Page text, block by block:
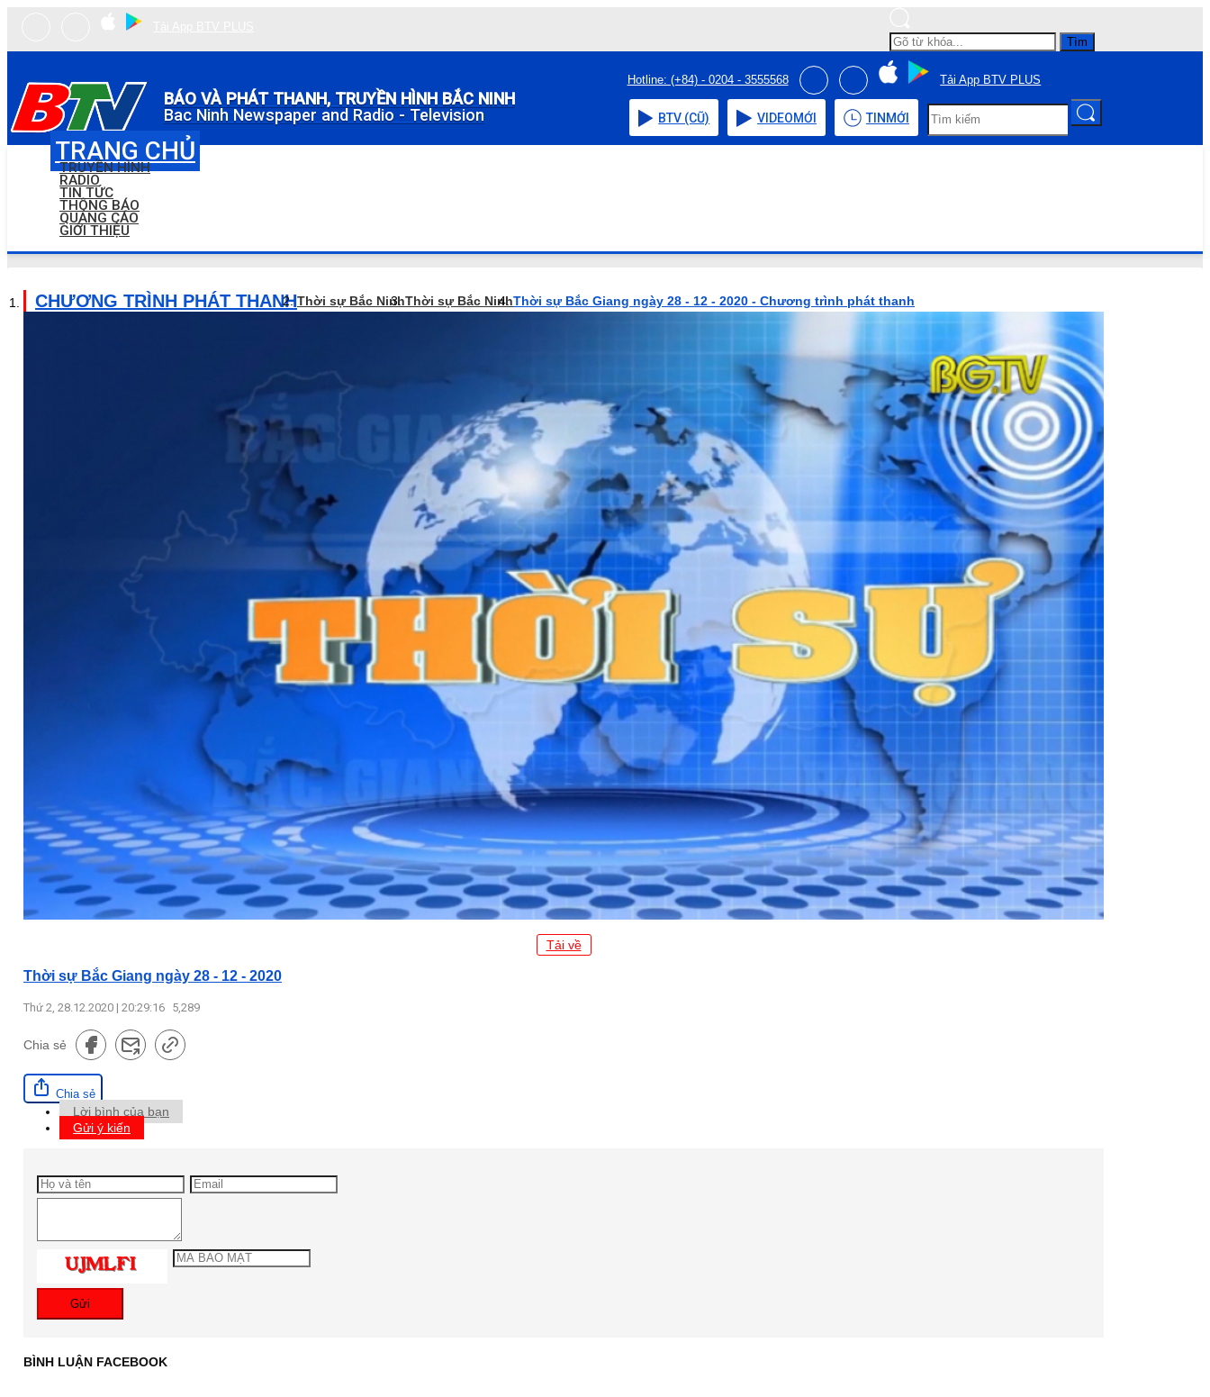
Tìm
BÁO VÀ PHÁT THANH, TRUYỀN HÌNH BẮC NINH
Bac Ninh Newspaper and Radio - Television
Hotline: (+84) - 0204 - 3555568 Tải App BTV PLUS
BTV (CŨ) VIDEOMỚI TIN MỚI
TRANG CHỦ
TRUYỀN HÌNH
RADIO
TIN TỨC
THÔNG BÁO
QUẢNG CÁO
GIỚI THIỆU
CHƯƠNG TRÌNH PHÁT THANHThời sự Bắc NinhThời sự Bắc NinhThời sự Bắc Giang ngày 28 - 12 - 2020 - Chương trình phát thanh
Tải về
Thời sự Bắc Giang ngày 28 - 12 - 2020
Thứ 2, 28.12.2020 | 20:29:16 5,289
Chia sẻ
Chia sẻ
Lời bình của bạn
Gửi ý kiến
Gửi
BÌNH LUẬN FACEBOOK